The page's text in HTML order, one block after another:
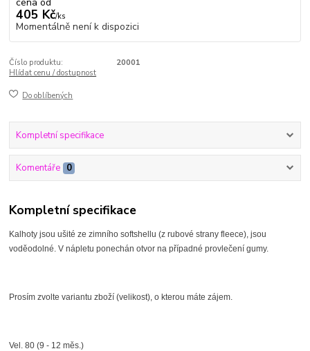
405 Kč/ks
Momentálně není k dispozici
Číslo produktu:
20001
Hlídat cenu / dostupnost
Do oblíbených
Kompletní specifikace
Komentáře 0
Kompletní specifikace
Kalhoty jsou ušité ze zimního softshellu (z rubové strany fleece), jsou
voděodolné. V nápletu ponechán otvor na případné provlečení gumy.
Prosím zvolte variantu zboží (velikost), o kterou máte zájem.
Vel. 80 (9 - 12 měs.)